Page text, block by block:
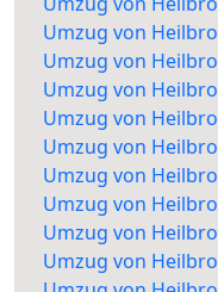
Umzug von
Umzug von
Umzug von
Umzug von
Umzug von
Umzug von
Umzug von
Umzug von
Umzug von